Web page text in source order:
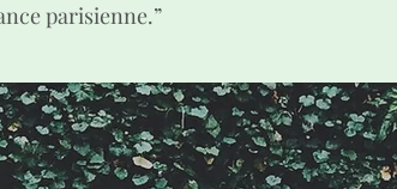
parisienne.”